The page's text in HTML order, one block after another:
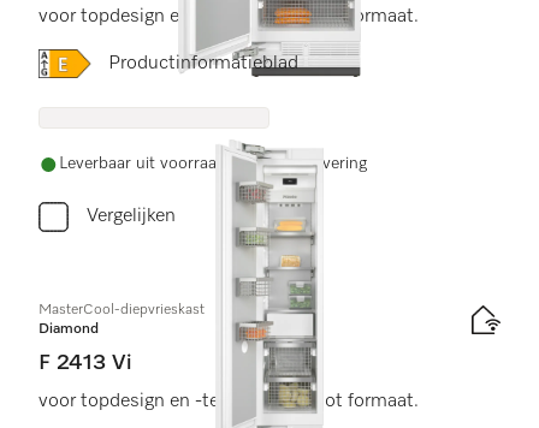
voor topdesign en -techniek in groot formaat.
Online Label Flag, Energielabel
Productinformatieblad
Leverbaar uit voorraad met gratis levering
Vergelijken
MasterCool-diepvrieskast
Diamond
F 2413 Vi
voor topdesign en -techniek in groot formaat.